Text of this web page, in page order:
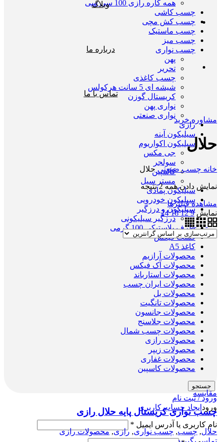
همه کاره رازی 100 سی سی
چسب کاشی
چسب کش مچی
چسب ماستیک
چسب میز
چسب نواری
پهن
تحریر
چسب کاغذی
شیشه ای 5 سانت هرکولس
کریستال گوزن
نواری پهن
نواری صنعتی
رازی
سیلیکون آینه
سیلیکون اکواریوم
جی مکس
سولجر
کاسپین
مستر سیل
سیلیکون پمادی
سیلیکون خودرویی
سیلیکون و درزگیر
درزگیر سیلیکونی
ظرف پلاستیکی 100 گرمی
فست فیکس
کاغذ A5
محصولات آرازیم
محصولات آک فیکس
محصولات استارباند
محصولات ایران چسب
محصولات بل
محصولات تانگیت
محصولات جانسون
محصولات جلاسنج
محصولات چسب شمال
محصولات رازی
محصولات زیپر
محصولات غفاری
محصولات کاسپین
جستجو
ورود / ثبت نام
ورود ایجاد حساب کاربری
نام کاربری یا آدرس ایمیل *
وبلاگ
درباره ما
تماس با ما
مشاوره خرید
حلال
خانه چسب صنعتیحلال
نمایش دادن همه 2 نتیجه
مشاهده فیلترها
نمایش9
12
18
24
مقایسه
چسب نواری کریستال پایه حلال رازی
حلال,چسب, چسب نواری, رازی,محصولات رازی